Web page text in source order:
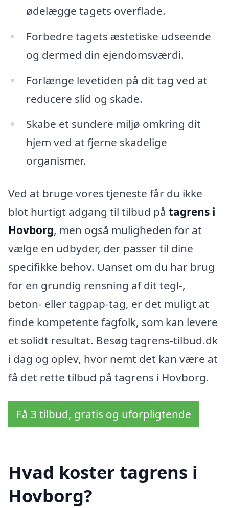
ødelægge tagets overflade.
Forbedre tagets æstetiske udseende
og dermed din ejendomsværdi.
Forlænge levetiden på dit tag ved at
reducere slid og skade.
Skabe et sundere miljø omkring dit
hjem ved at fjerne skadelige
organismer.
Ved at bruge vores tjeneste får du ikke
blot hurtigt adgang til tilbud på tagrens i
Hovborg, men også muligheden for at
vælge en udbyder, der passer til dine
specifikke behov. Uanset om du har brug
for en grundig rensning af dit tegl-,
beton- eller tagpap-tag, er det muligt at
finde kompetente fagfolk, som kan levere
et solidt resultat. Besøg tagrens-tilbud.dk
i dag og oplev, hvor nemt det kan være at
få det rette tilbud på tagrens i Hovborg.
Få 3 tilbud, gratis og uforpligtende
Hvad koster tagrens i
Hovborg?